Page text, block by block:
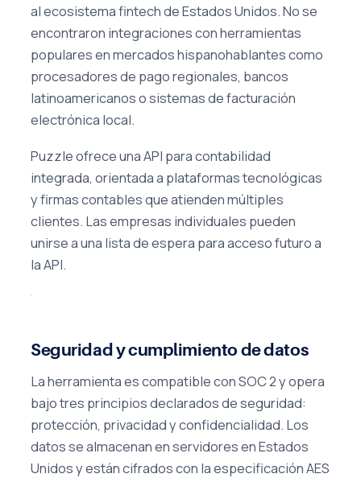
al ecosistema fintech de Estados Unidos. No se
encontraron integraciones con herramientas
populares en mercados hispanohablantes como
procesadores de pago regionales, bancos
latinoamericanos o sistemas de facturación
electrónica local.
Puzzle ofrece una API para contabilidad
integrada, orientada a plataformas tecnológicas
y firmas contables que atienden múltiples
clientes. Las empresas individuales pueden
unirse a una lista de espera para acceso futuro a
la API.
Seguridad y cumplimiento de datos
La herramienta es compatible con SOC 2 y opera
bajo tres principios declarados de seguridad:
protección, privacidad y confidencialidad. Los
datos se almacenan en servidores en Estados
Unidos y están cifrados con la especificación AES